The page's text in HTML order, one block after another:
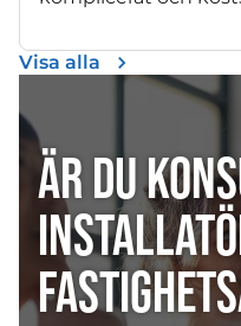
och lättinstallerad
kan problem med
helt. Så här gjorde
Visa alla
ÄR DU